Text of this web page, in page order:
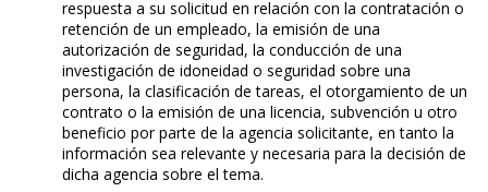
respuesta a su solicitud en relación con la contratación o
retención de un empleado, la emisión de una
autorización de seguridad, la conducción de una
investigación de idoneidad o seguridad sobre una
persona, la clasificación de tareas, el otorgamiento de un
contrato o la emisión de una licencia, subvención u otro
beneficio por parte de la agencia solicitante, en tanto la
información sea relevante y necesaria para la decisión de
dicha agencia sobre el tema.